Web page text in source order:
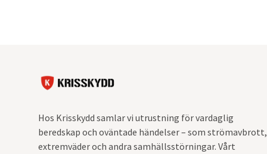
Hos Krisskydd samlar vi utrustning för vardaglig
beredskap och oväntade händelser – som strömavbrott,
extremväder och andra samhällsstörningar. Vårt